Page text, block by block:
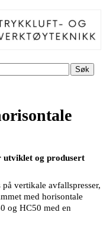
Søk
utviklet og produsert
vertikale avfallspresser,
med horisontale
og HC50 med en